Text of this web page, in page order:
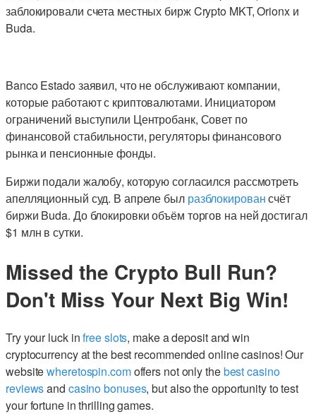
заблокировали счета местных бирж Crypto MKT, Orionx и
Buda.
Banco Estado заявил, что не обслуживают компании,
которые работают с криптовалютами. Инициатором
ограничений выступили Центробанк, Совет по
финансовой стабильности, регуляторы финансового
рынка и пенсионные фонды.
Биржи подали жалобу, которую согласился рассмотреть
апелляционный суд. В апреле был разблокировансчёт
биржи Buda. До блокировки объём торгов на ней достигал
$1 млн в сутки.
Missed the Crypto Bull Run?
Don't Miss Your Next Big Win!
Try your luck infree slots, make a deposit and win
cryptocurrency at the best recommended online casinos! Our
websitewheretospin.comoffers not only thebest casino
reviewsand casino bonuses, but also the opportunity to test
your fortune in thrilling games.